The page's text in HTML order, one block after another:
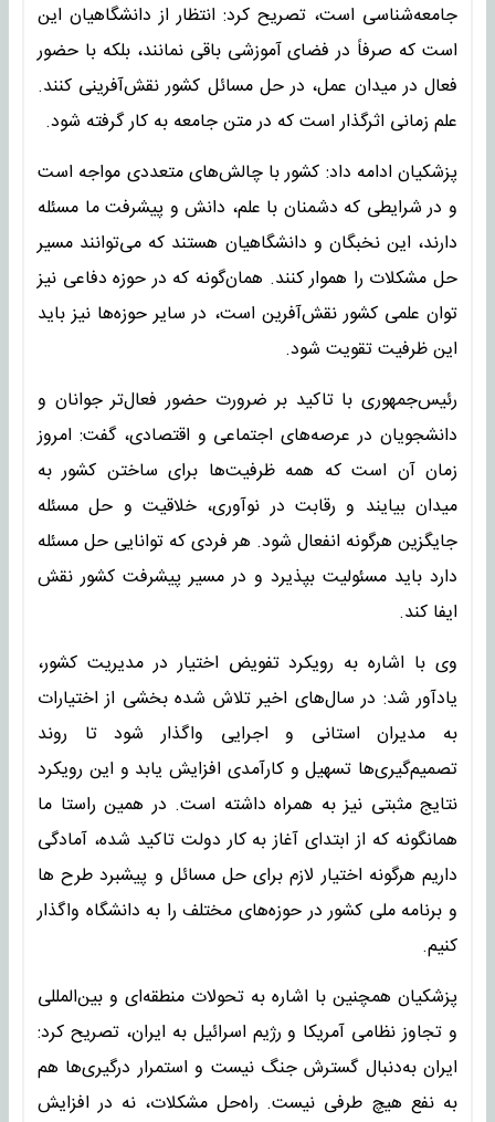
جامعه‌شناسی است، تصریح کرد: انتظار از دانشگاهیان این
است که صرفاً در فضای آموزشی باقی نمانند، بلکه با حضور
فعال در میدان عمل، در حل مسائل کشور نقش‌آفرینی کنند.
علم زمانی اثرگذار است که در متن جامعه به کار گرفته شود.
پزشکیان ادامه داد: کشور با چالش‌های متعددی مواجه است
و در شرایطی که دشمنان با علم، دانش و پیشرفت ما مسئله
دارند، این نخبگان و دانشگاهیان هستند که می‌توانند مسیر
حل مشکلات را هموار کنند. همان‌گونه که در حوزه دفاعی نیز
توان علمی کشور نقش‌آفرین است، در سایر حوزه‌ها نیز باید
این ظرفیت تقویت شود.
رئیس‌جمهوری با تاکید بر ضرورت حضور فعال‌تر جوانان و
دانشجویان در عرصه‌های اجتماعی و اقتصادی، گفت: امروز
زمان آن است که همه ظرفیت‌ها برای ساختن کشور به
میدان بیایند و رقابت در نوآوری، خلاقیت و حل مسئله
جایگزین هرگونه انفعال شود. هر فردی که توانایی حل مسئله
دارد باید مسئولیت بپذیرد و در مسیر پیشرفت کشور نقش
ایفا کند.
وی با اشاره به رویکرد تفویض اختیار در مدیریت کشور،
یادآور شد: در سال‌های اخیر تلاش شده بخشی از اختیارات
به مدیران استانی و اجرایی واگذار شود تا روند
تصمیم‌گیری‌ها تسهیل و کارآمدی افزایش یابد و این رویکرد
نتایج مثبتی نیز به همراه داشته است. در همین راستا ما
همانگونه که از ابتدای آغاز به کار دولت تاکید شده، آمادگی
داریم هرگونه اختیار لازم برای حل مسائل و پیشبرد طرح ها
و برنامه ملی کشور در حوزه‌های مختلف را به دانشگاه واگذار
کنیم.
پزشکیان همچنین با اشاره به تحولات منطقه‌ای و بین‌المللی
و تجاوز نظامی آمریکا و رژیم اسرائیل به ایران، تصریح کرد:
ایران به‌دنبال گسترش جنگ نیست و استمرار درگیری‌ها هم
به نفع هیچ طرفی نیست. راه‌حل مشکلات، نه در افزایش